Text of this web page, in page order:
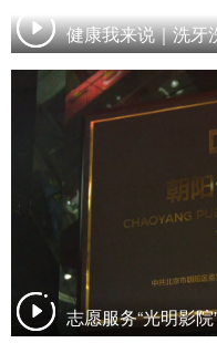
健康我来说｜洗牙
志愿服务“光明影